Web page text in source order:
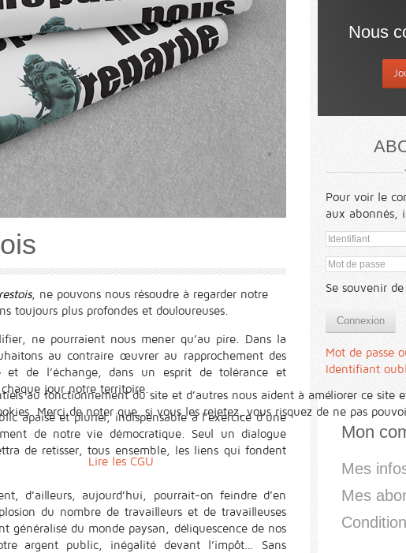
, ne pouvons nous résoudre à regarder notre
toujours plus profondes et douloureuses.
ne pourraient nous mener qu’au pire. Dans la
au contraire œuvrer au rapprochement des
et de l’échange, dans un esprit de tolérance et
jour notre territoire.
apaisé et pluriel, indispensable à l’exercice d’une
de notre vie démocratique. Seul un dialogue
de retisser, tous ensemble, les liens qui fondent
d’ailleurs, aujourd’hui, pourrait-on feindre d’en
du nombre de travailleurs et de travailleuses
généralisé du monde paysan, déliquescence de nos
argent public, inégalité devant l’impôt… Sans
Nous
Pour voir le
aux abonnés,
Se souvenir
Connexion
Mot de passe
Identifiant
Mon
Mes
Mes
au fonctionnement du site et d’autres nous aident à améliorer ce site
Merci de noter que, si vous les rejetez, vous risquez de ne pas
Lire les CGU